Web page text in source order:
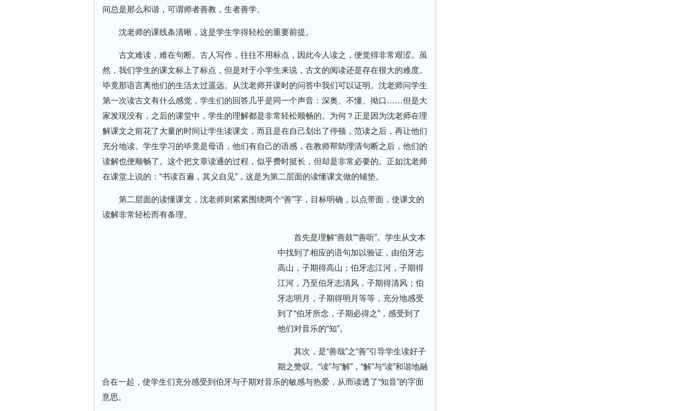
间总是那么和谐，可谓师者善教，生者善学。
沈老师的课线条清晰，这是学生学得轻松的重要前提。
古文难读，难在句断。古人写作，往往不用标点，因此今人读之，便觉得非常艰涩。虽
然，我们学生的课文标上了标点，但是对于小学生来说，古文的阅读还是存在很大的难度。
毕竟那语言离他们的生活太过遥远。从沈老师开课时的问答中我们可以证明。沈老师问学生
第一次读古文有什么感觉，学生们的回答几乎是同一个声音：深奥、不懂、拗口……但是大
家发现没有，之后的课堂中，学生的理解都是非常轻松顺畅的。为何？正是因为沈老师在理
解课文之前花了大量的时间让学生读课文，而且是在自己划出了停顿，范读之后，再让他们
充分地读。学生学习的毕竟是母语，他们有自己的语感，在教师帮助理清句断之后，他们的
读解也便顺畅了。这个把文章读通的过程，似乎费时挺长，但却是非常必要的。正如沈老师
在课堂上说的：“书读百遍，其义自见”，这是为第二层面的读懂课文做的铺垫。
第二层面的读懂课文，沈老师则紧紧围绕两个“善”字，目标明确，以点带面，使课文的
读解非常轻松而有条理。
首先是理解“善鼓”“善听”。学生从文本
中找到了相应的语句加以验证，由伯牙志
高山，子期得高山；伯牙志江河，子期得
江河，乃至伯牙志清风，子期得清风；伯
牙志明月，子期得明月等等，充分地感受
到了“伯牙所念，子期必得之”，感受到了
他们对音乐的“知”。
其次，是“善哉”之“善”引导学生读好子
期之赞叹。“读”与“解”，“解”与“读”和谐地融
合在一起，使学生们充分感受到伯牙与子期对音乐的敏感与热爱，从而读透了“知音”的字面
意思。